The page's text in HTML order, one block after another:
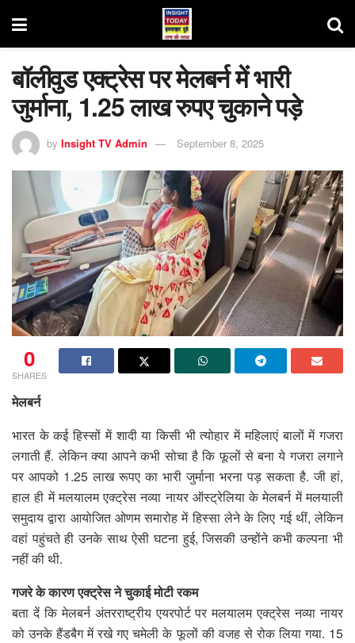
बॉलीवुड एक्ट्रेस पर मेलबर्न में भारी
जुर्माना, 1.25 लाख रुपए चुकाने पड़े
by Insight TV Admin September 8, 2025
0
SHARES
मेलबर्न
भारत के कई हिस्सों में शादी या किसी भी त्योहार में महिलाएं बालों में गजरा
लगाती हैं. लेकिन क्या आपने कभी सोचा है कि फूलों से बना ये गजरा लगाने
पर आपको 1.25 लाख रूपए का भारी जुर्माना भरना पड़ सकता है. जी हां,
हाल ही में मलयालम एक्ट्रेस नव्या नायर ऑस्ट्रेलिया के मेलबर्न में मलयाली
समुदाय द्वारा आयोजित ओणम समारोह में हिस्सा लेने के लिए गई थीं, लेकिन
वहां पहुंचते ही उनके साथ ऐसी घटना हुई, जिसकी उन्होंने कभी कल्पना भी
नहीं की थी.
गजरे के कारण एक्ट्रेस ने चुकाई मोटी रकम
बता दें कि मेलबर्न अंतरराष्ट्रीय एयरपोर्ट पर मलयालम एक्ट्रेस नव्या नायर
को उनके हैंडबैग में रखे गए चमेली के फूलों की वजह से रोक लिया गया. 15